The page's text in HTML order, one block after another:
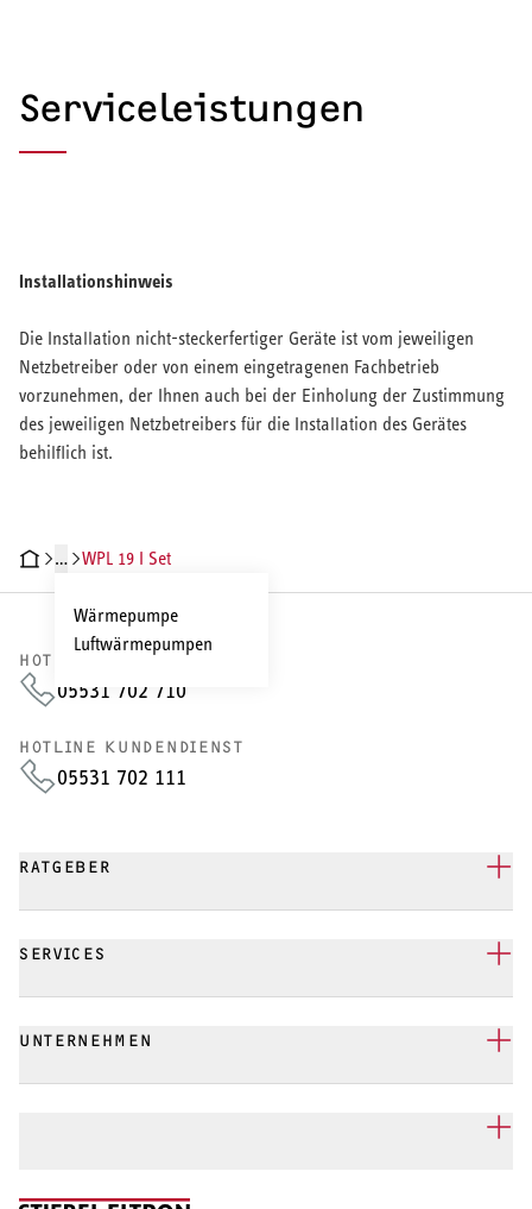
Serviceleistungen
Installationshinweis
Die Installation nicht-steckerfertiger Geräte ist vom jeweiligen
Netzbetreiber oder von einem eingetragenen Fachbetrieb
vorzunehmen, der Ihnen auch bei der Einholung der Zustimmung
des jeweiligen Netzbetreibers für die Installation des Gerätes
behilflich ist.
DATEN DOKUMENTE
…
Wärmepumpe
Luftwärmepumpen
WPL 19 I Set
HOTLINE VERTRIEB
05531 702 710
HOTLINE KUNDENDIENST
05531 702 111
RATGEBER
SERVICES
UNTERNEHMEN